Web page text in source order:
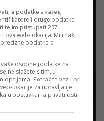
a podatke s vašeg
i druge podatke
te im pristupati 207
ova web-lokacija. Mi i naši
podatke o
osobne podatke na
ne slažete s tim, u
opcijama. Potražite vezu pri
lokacije za upravljanje
u postavkama privatnosti i